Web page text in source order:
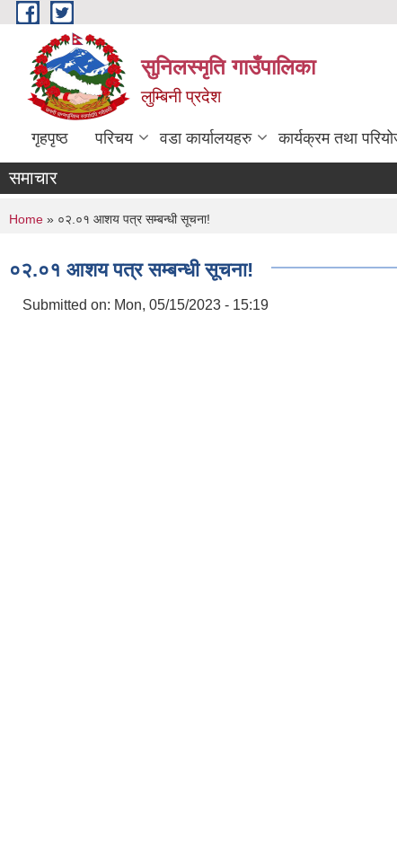
Skip to main content
सुनिलस्मृति गाउँपालिका
लुम्बिनी प्रदेश
गृहपृष्ठ परिचय वडा कार्यालयहरु कार्यक्रम तथा
समाचार
You are here
Home » ०२.०१ आशय पत्र सम्बन्धी सूचना!
०२.०१ आशय पत्र सम्बन्धी सूचना!
Submitted on: Mon, 05/15/2023 - 15:19